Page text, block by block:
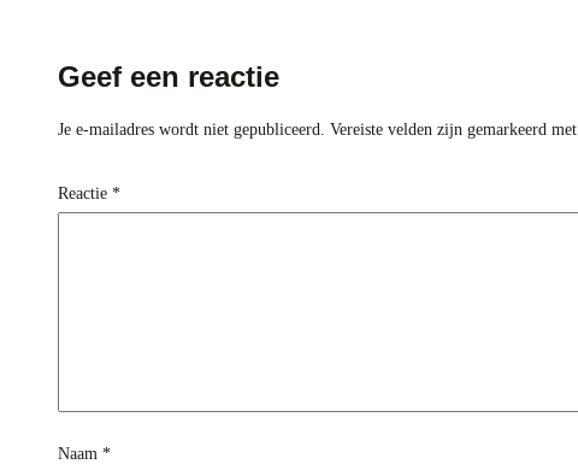
Geef een reactie
Je e-mailadres wordt niet gepubliceerd. Vereiste velden zijn gemarkeerd met
Reactie *
Naam *